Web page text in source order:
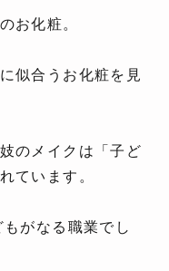
お化粧。
似合うお化粧を見
のメイクは「子ど
ています。
がなる職業でし